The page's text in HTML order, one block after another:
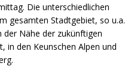
Die unterschiedlichen
gesamten Stadtgebiet, so u.a.
Nähe der zukünftigen
in den Keunschen Alpen und